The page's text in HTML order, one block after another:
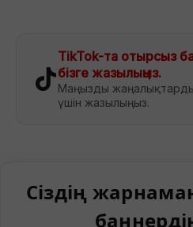
TikTok-та отырсыз
бізге жазылыңыз.
Маңызды
үшін жазылыңыз.
Сіздің